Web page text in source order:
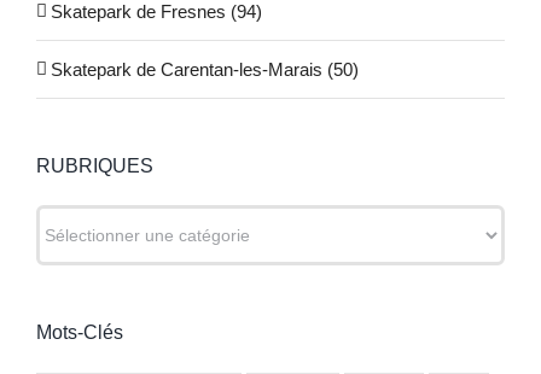
Skatepark de Fresnes (94)
Skatepark de Carentan-les-Marais (50)
RUBRIQUES
Mots-Clés